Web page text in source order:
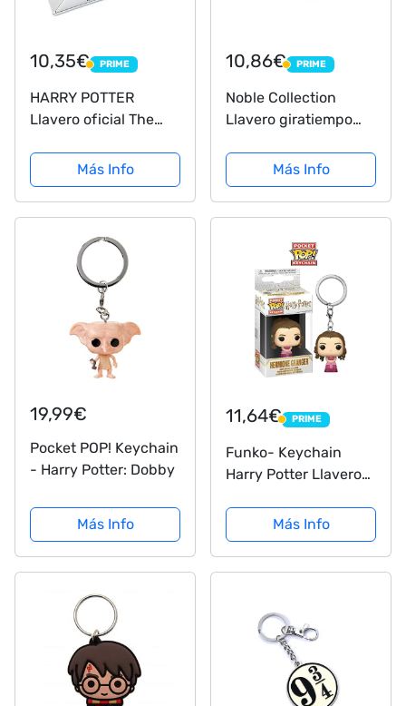
10,35€ PRIME
PRIME
HARRY POTTER
Llavero oficial The
Más Info
10,86€ PRIME
PRIME
Noble Collection
Llavero giratiempo
Más Info
19,99€
Pocket POP! Keychain
- Harry Potter: Dobby
Más Info
11,64€ PRIME
PRIME
Funko- Keychain
Harry Potter Llavero
Color Mulitcolor
(FK42635)
Más Info